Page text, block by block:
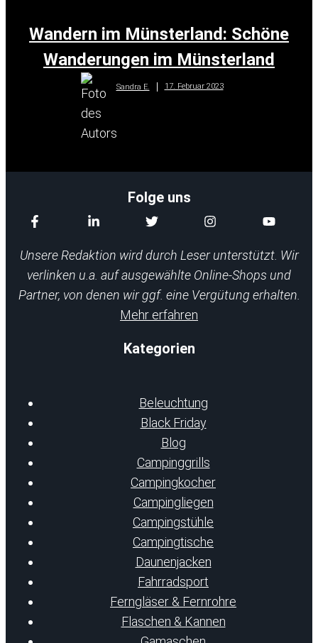
Wandern im Münsterland: Schöne
Wanderungen im Münsterland
Sandra E. 17. Februar 2023
Folge uns
Unsere Redaktion wird durch Leser unterstützt. Wir
verlinken u.a. auf ausgewählte Online-Shops und
Partner, von denen wir ggf. eine Vergütung erhalten.
Mehr erfahren
Kategorien
Beleuchtung
Black Friday
Blog
Campinggrills
Campingkocher
Campingliegen
Campingstühle
Campingtische
Daunenjacken
Fahrradsport
Ferngläser & Fernrohre
Flaschen & Kannen